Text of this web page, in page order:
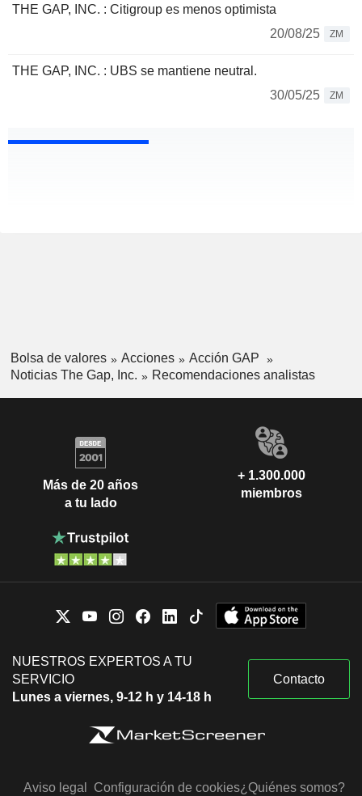
THE GAP, INC. : Citigroup es menos optimista
20/08/25
ZM
THE GAP, INC. : UBS se mantiene neutral.
30/05/25
ZM
Bolsa de valores Acciones
Acción GAP
Noticias The Gap, Inc.
Recomendaciones analistas
Más de 20 años
a tu lado
+ 1.300.000
miembros
NUESTROS EXPERTOS A TU
SERVICIO
Lunes a viernes, 9-12 h y 14-18 h
Contacto
Aviso legal Configuración de cookies¿Quiénes somos?